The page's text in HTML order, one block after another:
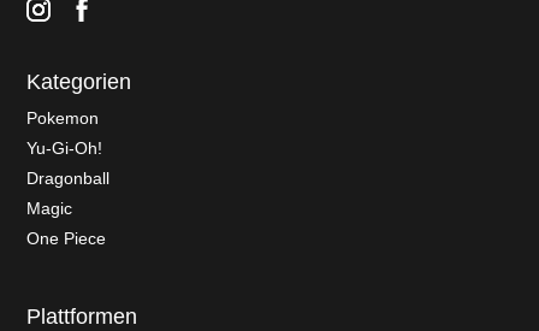
Kategorien
Pokemon
Yu-Gi-Oh!
Dragonball
Magic
One Piece
Plattformen